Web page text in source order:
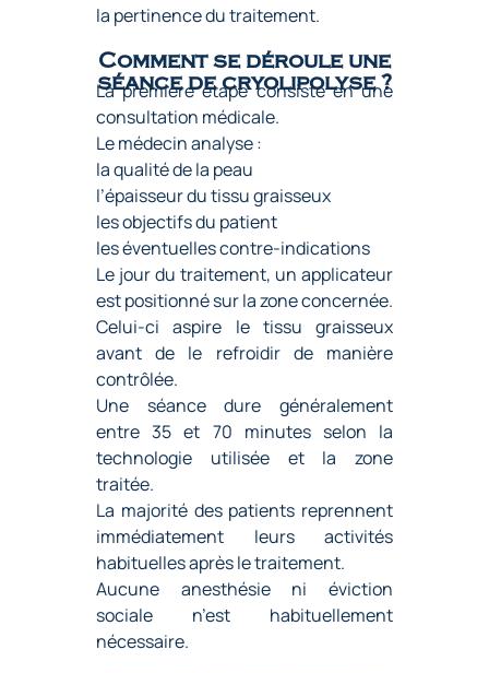
la pertinence du traitement.
Comment se déroule une
séance de cryolipolyse ?
La première étape consiste en une
consultation médicale.
Le médecin analyse :
la qualité de la peau
l’épaisseur du tissu graisseux
les objectifs du patient
les éventuelles contre-indications
Le jour du traitement, un applicateur
est positionné sur la zone concernée.
Celui-ci aspire le tissu graisseux
avant de le refroidir de manière
contrôlée.
Une séance dure généralement
entre 35 et 70 minutes selon la
technologie utilisée et la zone
traitée.
La majorité des patients reprennent
immédiatement leurs activités
habituelles après le traitement.
Aucune anesthésie ni éviction
sociale n’est habituellement
nécessaire.